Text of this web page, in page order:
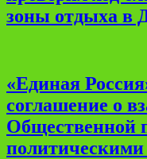
зоны отдыха в
«Единая
соглашение о
Общественной